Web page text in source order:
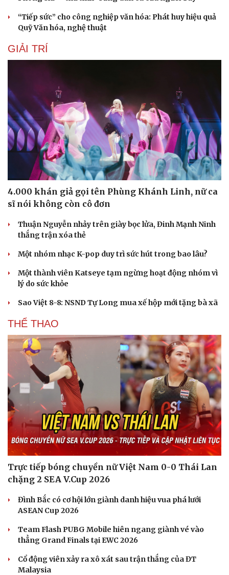
Du lịch
Tư vấn
Săn Tour
check-in
Podcast
Câu chuyện thời sự
Đọc truyện đêm khuya
Cửa sổ tình yêu
Kể chuyện cho bé
Hạt giống tâm hồn
“Tiếp sức” cho công nghiệp văn hóa: Phát huy hiệu quả
Quỹ Văn hóa, nghệ thuật
GIẢI TRÍ
4.000 khán giả gọi tên Phùng Khánh Linh, nữ ca
sĩ nói không còn cô đơn
Thuận Nguyễn nhảy trên giày bọc lửa, Đinh Mạnh Ninh
thắng trận xóa thẻ
Một nhóm nhạc K-pop duy trì sức hút trong bao lâu?
Một thành viên Katseye tạm ngừng hoạt động nhóm vì
lý do sức khỏe
Sao Việt 8-8: NSND Tự Long mua xế hộp mới tặng bà xã
THỂ THAO
Trực tiếp bóng chuyền nữ Việt Nam 0-0 Thái Lan
chặng 2 SEA V.Cup 2026
Đình Bắc có cơ hội lớn giành danh hiệu vua phá lưới
ASEAN Cup 2026
Team Flash PUBG Mobile hiên ngang giành vé vào
thẳng Grand Finals tại EWC 2026
Cổ động viên xảy ra xô xát sau trận thắng của ĐT
Malaysia